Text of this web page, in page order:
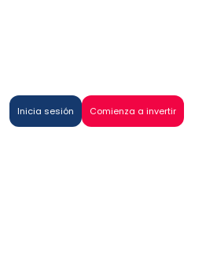
Inicia sesión Comienza a invertir